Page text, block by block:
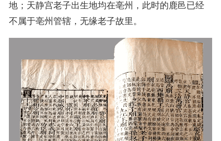
地；天静宫老子出生地均在亳州，此时的鹿邑已经
不属于亳州管辖，无缘老子故里。